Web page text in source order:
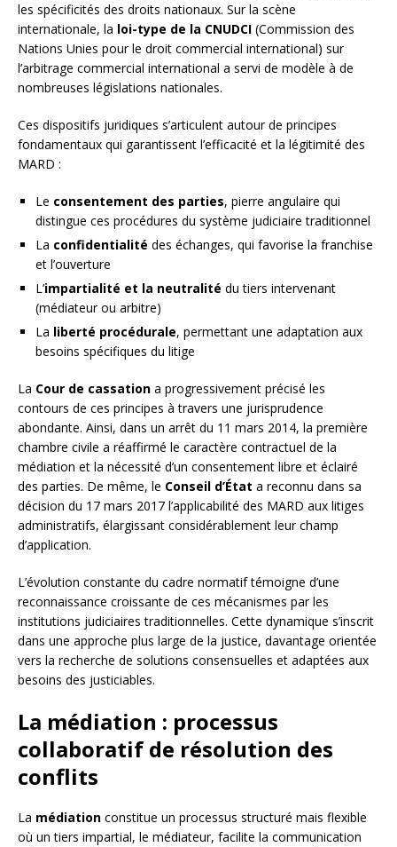
les spécificités des droits nationaux. Sur la scène
internationale, la loi-type de la CNUDCI (Commission des
Nations Unies pour le droit commercial international) sur
l’arbitrage commercial international a servi de modèle à de
nombreuses législations nationales.
Ces dispositifs juridiques s’articulent autour de principes
fondamentaux qui garantissent l’efficacité et la légitimité des
MARD :
Le consentement des parties, pierre angulaire qui
distingue ces procédures du système judiciaire traditionnel
La confidentialité des échanges, qui favorise la franchise
et l’ouverture
L’impartialité et la neutralité du tiers intervenant
(médiateur ou arbitre)
La liberté procédurale, permettant une adaptation aux
besoins spécifiques du litige
La Cour de cassation a progressivement précisé les
contours de ces principes à travers une jurisprudence
abondante. Ainsi, dans un arrêt du 11 mars 2014, la première
chambre civile a réaffirmé le caractère contractuel de la
médiation et la nécessité d’un consentement libre et éclairé
des parties. De même, le Conseil d’État a reconnu dans sa
décision du 17 mars 2017 l’applicabilité des MARD aux litiges
administratifs, élargissant considérablement leur champ
d’application.
L’évolution constante du cadre normatif témoigne d’une
reconnaissance croissante de ces mécanismes par les
institutions judiciaires traditionnelles. Cette dynamique s’inscrit
dans une approche plus large de la justice, davantage orientée
vers la recherche de solutions consensuelles et adaptées aux
besoins des justiciables.
La médiation : processus
collaboratif de résolution des
conflits
La médiation constitue un processus structuré mais flexible
où un tiers impartial, le médiateur, facilite la communication